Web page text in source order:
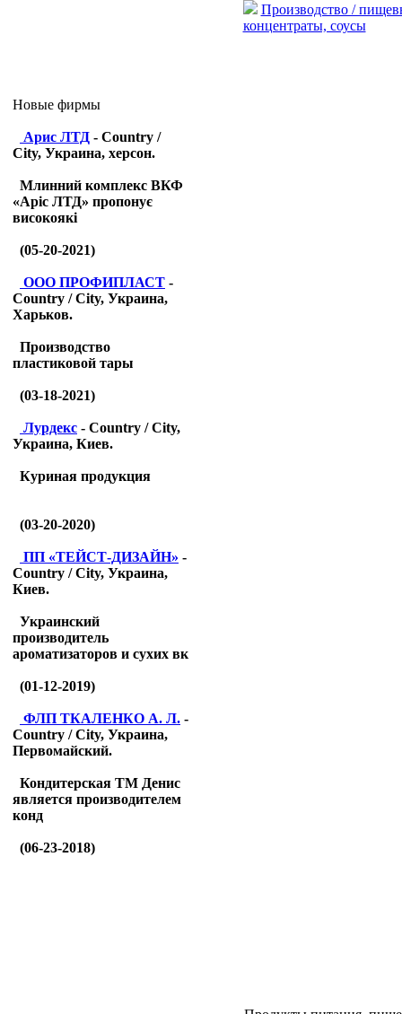
Новые фирмы
Арис ЛТД - Country /
City, Украина, херсон.
Млинний комплекс ВКФ
«Аріс ЛТД» пропонує
високоякі
(05-20-2021)
ООО ПРОФИПЛАСТ -
Country / City, Украина,
Харьков.
Производство
пластиковой тары
(03-18-2021)
Лурдекс - Country / City,
Украина, Киев.
Куриная продукция
(03-20-2020)
ПП «ТЕЙСТ-ДИЗАЙН» -
Country / City, Украина,
Киев.
Украинский
производитель
ароматизаторов и сухих вк
(01-12-2019)
ФЛП ТКАЛЕНКО А. Л. -
Country / City, Украина,
Первомайский.
Кондитерская ТМ Денис
является производителем
конд
(06-23-2018)
Производство /
концентраты, соусы